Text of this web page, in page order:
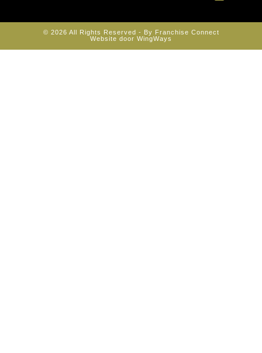
© 2026 All Rights Reserved - By Franchise Connect
Website door WingWays